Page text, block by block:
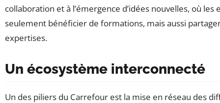
collaboration et à l’émergence d’idées nouvelles, où
seulement bénéficier de formations, mais aussi
expertises.
Un écosystème interconnecté
Un des piliers du Carrefour est la mise en réseau des